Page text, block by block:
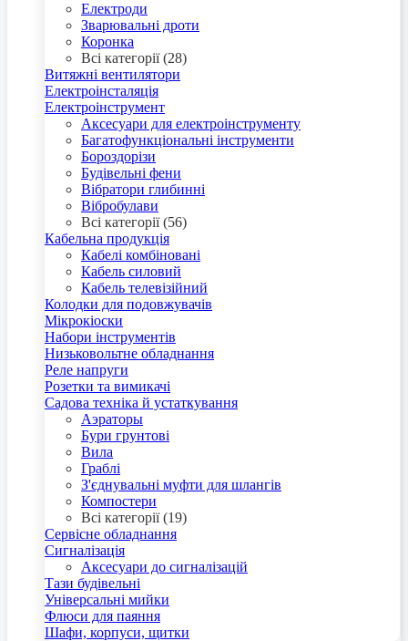
Електроди
Зварювальні дроти
Коронка
Всі категорії (28)
Витяжні вентилятори
Електроінсталяція
Електроінструмент
Аксесуари для електроінструменту
Багатофункціональні інструменти
Бороздорізи
Будівельні фени
Вібратори глибинні
Вібробулави
Всі категорії (56)
Кабельна продукція
Кабелі комбіновані
Кабель силовий
Кабель телевізійний
Колодки для подовжувачів
Мікрокіоски
Набори інструментів
Низьковольтне обладнання
Реле напруги
Розетки та вимикачі
Садова техніка й устаткування
Аэраторы
Бури грунтові
Вила
Граблі
З'єднувальні муфти для шлангів
Компостери
Всі категорії (19)
Сервісне обладнання
Сигналізація
Аксесуари до сигналізацій
Тази будівельні
Універсальні мийки
Флюси для паяння
Шафи, корпуси, щитки